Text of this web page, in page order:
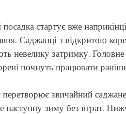
стартує вже
Саджанці з відкритою
невелику затримку.
почнуть працювати
звичайний
наступну зиму без втрат.